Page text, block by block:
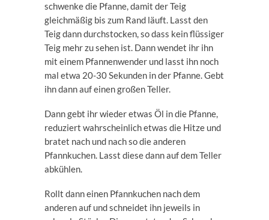
schwenke die Pfanne, damit der Teig
gleichmäßig bis zum Rand läuft. Lasst den
Teig dann durchstocken, so dass kein flüssiger
Teig mehr zu sehen ist. Dann wendet ihr ihn
mit einem Pfannenwender und lasst ihn noch
mal etwa 20-30 Sekunden in der Pfanne. Gebt
ihn dann auf einen großen Teller.
Dann gebt ihr wieder etwas Öl in die Pfanne,
reduziert wahrscheinlich etwas die Hitze und
bratet nach und nach so die anderen
Pfannkuchen. Lasst diese dann auf dem Teller
abkühlen.
Rollt dann einen Pfannkuchen nach dem
anderen auf und schneidet ihn jeweils in